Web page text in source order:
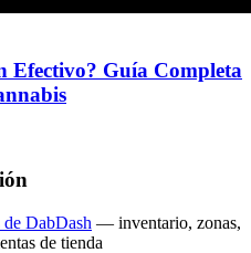
Efectivo? Guía Completa
DabDash — inventario, zonas,
de tienda